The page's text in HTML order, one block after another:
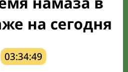
на сегодня
03:34:48